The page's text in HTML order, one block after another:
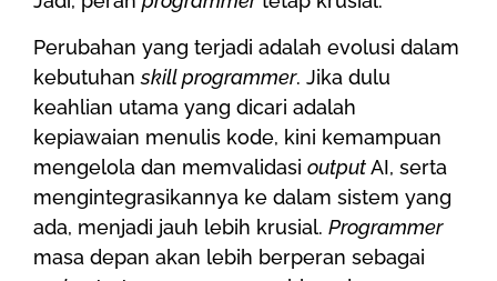
Perubahan yang terjadi adalah evolusi dalam
kebutuhanskill programmer. Jika dulu
keahlian utama yang dicari adalah
kepiawaian menulis kode, kini kemampuan
mengelola dan memvalidasi outputAI, serta
mengintegrasikannya ke dalam sistem yang
ada, menjadi jauh lebih krusial. Programmer
masa depan akan lebih berperan sebagai